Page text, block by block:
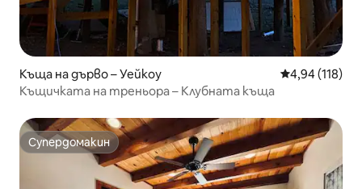
Къща на дърво – Уейкоу Средна
4,94 (118)
Къщичката на треньора – Клубната къща
Супердомакин
Супердомакин